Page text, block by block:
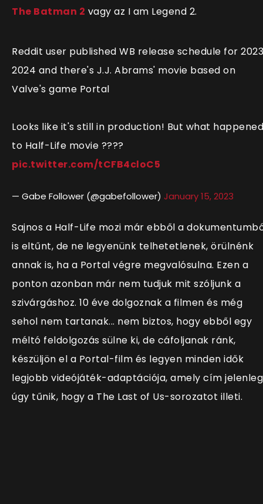
The Batman 2 vagy az I am Legend 2.
Reddit user published WB release schedule for
2024 and there's J.J. Abrams' movie based on
Valve's game Portal
Looks like it's still in production! But what happened
to Half-Life movie ????
pic.twitter.com/tCFB4cloC5
— ‎Gabe Follower (@gabefollower) January 15, 2023
Sajnos a Half-Life mozi már ebből a
is eltűnt, de ne legyenünk telhetetlenek, örülnénk
annak is, ha a Portal végre megvalósulna. Ezen a
ponton azonban már nem tudjuk mit szóljunk a
szivárgáshoz. 10 éve dolgoznak a filmen és még
sehol nem tartanak... nem biztos, hogy ebből egy
méltó feldolgozás sülne ki, de cáfoljanak ránk,
készüljön el a Portal-film és legyen minden idők
legjobb videójáték-adaptációja, amely cím jelenleg
úgy tűnik, hogy a The Last of Us-sorozatot illeti.